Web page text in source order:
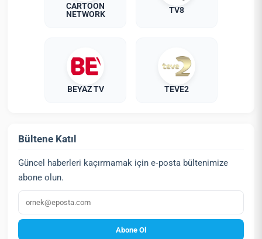
CARTOON
NETWORK
TV8
BEYAZ TV TEVE2
Bültene Katıl
Güncel haberleri kaçırmamak için e‑posta bültenimize
abone olun.
E‑posta
Abone Ol